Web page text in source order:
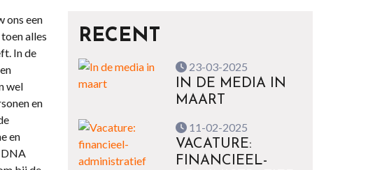
RECENT
23-03-2025
IN DE MEDIA IN
MAART
11-02-2025
VACATURE:
FINANCIEEL-